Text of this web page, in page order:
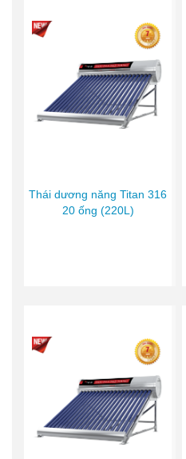
Thái dương năng Titan 316
20 ống (220L)